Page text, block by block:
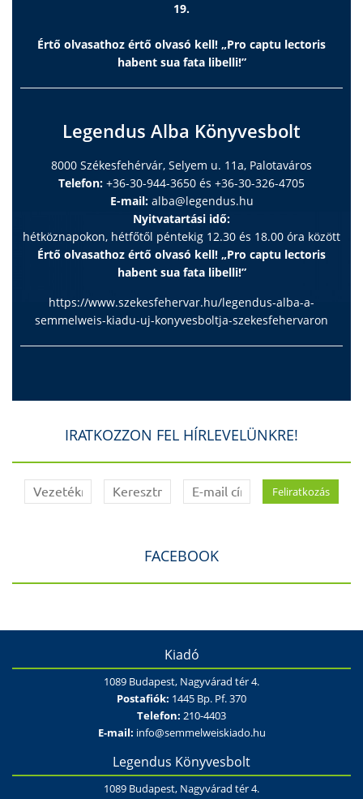
19.
Értő olvasathoz értő olvasó kell! „Pro captu lectoris
habent sua fata libelli!”
Legendus Alba Könyvesbolt
8000 Székesfehérvár, Selyem u. 11a, Palotaváros
Telefon: +36-30-944-3650 és +36-30-326-4705
E-mail: alba@legendus.hu
Nyitvatartási idő:
hétköznapokon, hétfőtől péntekig 12.30 és 18.00 óra között
Értő olvasathoz értő olvasó kell! „Pro captu lectoris
habent sua fata libelli!”
https://www.szekesfehervar.hu/legendus-alba-a-
semmelweis-kiadu-uj-konyvesboltja-szekesfehervaron
IRATKOZZON FEL HÍRLEVELÜNKRE!
FACEBOOK
Kiadó
1089 Budapest, Nagyvárad tér 4.
Postafiók: 1445 Bp. Pf. 370
Telefon: 210-4403
E-mail: info@semmelweiskiado.hu
Legendus Könyvesbolt
1089 Budapest, Nagyvárad tér 4.